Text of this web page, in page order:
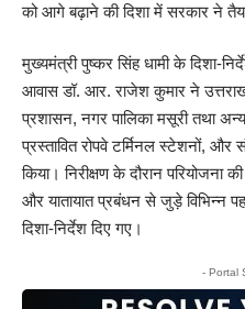
को आगे बढ़ाने की दिशा में सरकार ने
मुख्यमंत्री पुष्कर सिंह धामी के दिशा-
आवास डॉ. आर. राजेश कुमार ने
प्रशासन, नगर पालिका मसूरी तथा
प्रस्तावित रोपवे टर्मिनल स्टेशनों, और
किया। निरीक्षण के दौरान परियोजना
और यातायात प्रबंधन से जुड़े विभिन्न
दिशा-निर्देश दिए गए।
- Portal